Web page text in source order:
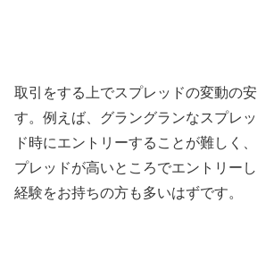
取引をする上でスプレッドの変動の
す。例えば、グラングランなスプレ
ド時にエントリーすることが難しく
プレッドが高いところでエントリー
経験をお持ちの方も多いはずです。